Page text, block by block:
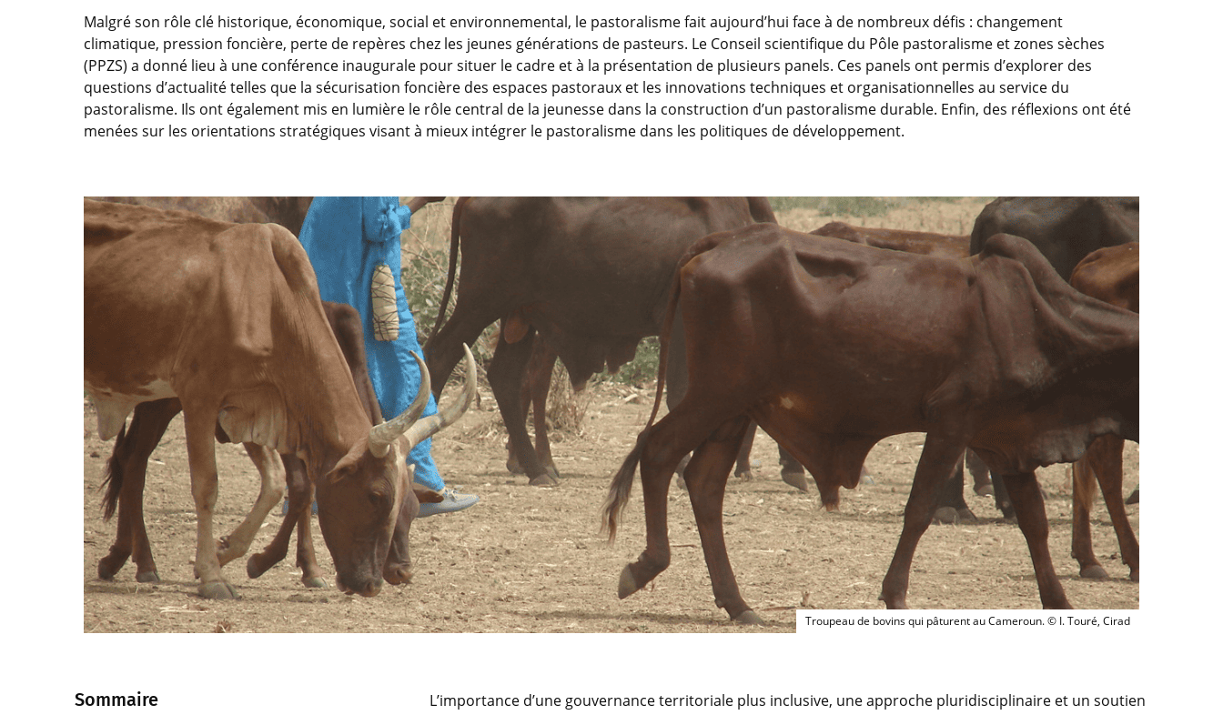
Malgré son rôle clé historique, économique, social et environnemental, le pastoralisme fait aujourd’hui face à de nombreux défis : changement
climatique, pression foncière, perte de repères chez les jeunes générations de pasteurs. Le Conseil scientifique du Pôle pastoralisme et zones sèches
(PPZS) a donné lieu à une conférence inaugurale pour situer le cadre et à la présentation de plusieurs panels. Ces panels ont permis d’explorer des
questions d’actualité telles que la sécurisation foncière des espaces pastoraux et les innovations techniques et organisationnelles au service du
pastoralisme. Ils ont également mis en lumière le rôle central de la jeunesse dans la construction d’un pastoralisme durable. Enfin, des réflexions ont été
menées sur les orientations stratégiques visant à mieux intégrer le pastoralisme dans les politiques de développement.
Troupeau de bovins qui pâturent au Cameroun.
Troupeau de bovins qui pâturent au Cameroun. © I. Touré, Cirad
Sommaire
L’importance d’une gouvernance territoriale plus inclusive, une approche pluridisciplinaire et un soutien